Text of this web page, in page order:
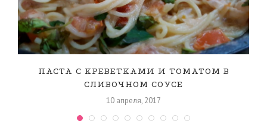
ПАСТА С КРЕВЕТКАМИ И ТОМАТОМ В
СЛИВОЧНОМ СОУСЕ
10 апреля, 2017